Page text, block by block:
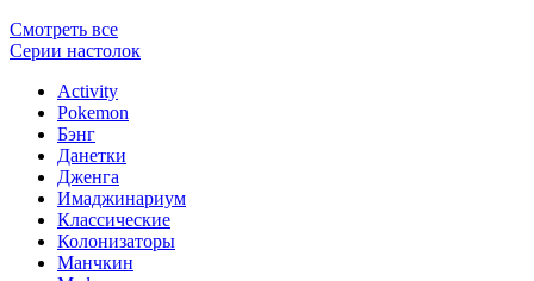
Смотреть все
Серии настолок
Activity
Pokemon
Бэнг
Данетки
Дженга
Имаджинариум
Классические
Колонизаторы
Манчкин